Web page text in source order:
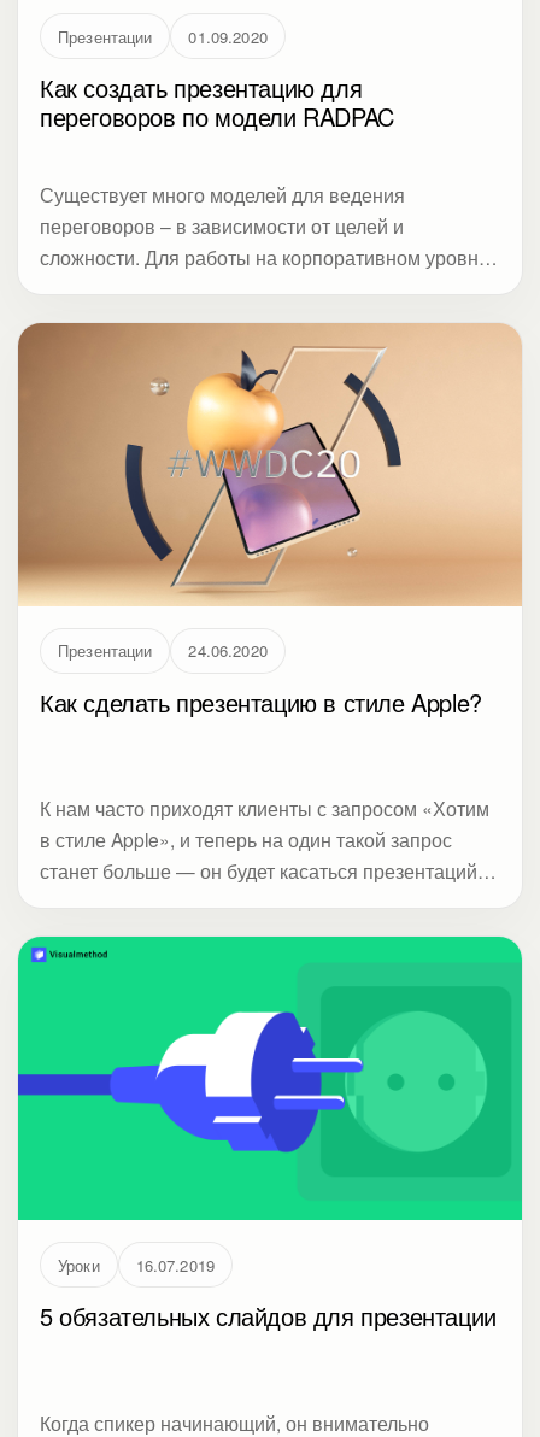
Презентации 01.09.2020
Как создать презентацию для
переговоров по модели RADPAC
Существует много моделей для ведения
переговоров – в зависимости от целей и
сложности. Для работы на корпоративном уровне
студии VisualMetod эксперты из компании
Wargaming и Группы компаний «Теплосила»
рассказали, как работать над презентацией на
Презентации 24.06.2020
Как сделать презентацию в стиле Apple?
К нам часто приходят клиенты с запросом «Хотим
в стиле Apple», и теперь на один такой запрос
станет больше — он будет касаться презентаций
подробный разбор, на каких элементах строился
сценарий вводного дня конференции Apple
контент и дизайн. Полезен всем, кто делает
презентации и выступает публично.
Уроки 16.07.2019
5 обязательных слайдов для презентации
Когда спикер начинающий, он внимательно